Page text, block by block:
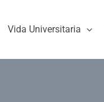
Vida Universitaria